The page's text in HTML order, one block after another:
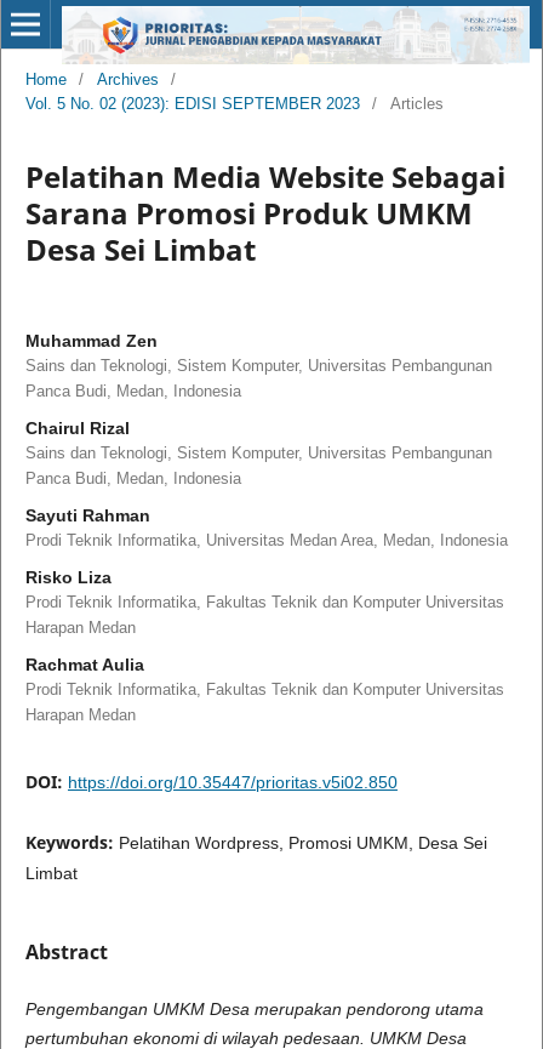
Home / Archives
/
Vol. 5 No. 02 (2023): EDISI SEPTEMBER 2023
/ Articles
Pelatihan Media Website Sebagai
Sarana Promosi Produk UMKM
Desa Sei Limbat
Muhammad Zen
Sains dan Teknologi, Sistem Komputer, Universitas Pembangunan
Panca Budi, Medan, Indonesia
Chairul Rizal
Sains dan Teknologi, Sistem Komputer, Universitas Pembangunan
Panca Budi, Medan, Indonesia
Sayuti Rahman
Prodi Teknik Informatika, Universitas Medan Area, Medan, Indonesia
Risko Liza
Prodi Teknik Informatika, Fakultas Teknik dan Komputer Universitas
Harapan Medan
Rachmat Aulia
Prodi Teknik Informatika, Fakultas Teknik dan Komputer Universitas
Harapan Medan
DOI: https://doi.org/10.35447/prioritas.v5i02.850
Keywords: Pelatihan Wordpress, Promosi UMKM, Desa Sei
Limbat
Abstract
Pengembangan UMKM Desa merupakan pendorong utama
pertumbuhan ekonomi di wilayah pedesaan. UMKM Desa